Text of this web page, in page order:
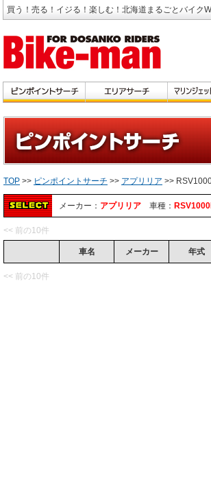
買う！売る！イジる！楽しむ！北海道まるごとバイク
TOP >> ピンポイントサーチ >> アプリリア >>
メーカー： アプリリア 車種：
<< 前の10件
車名 メーカー 年式
<< 前の10件